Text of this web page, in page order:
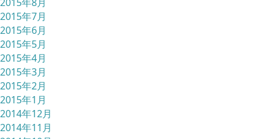
2015年7月
2015年6月
2015年5月
2015年4月
2015年3月
2015年2月
2015年1月
2014年12月
2014年11月